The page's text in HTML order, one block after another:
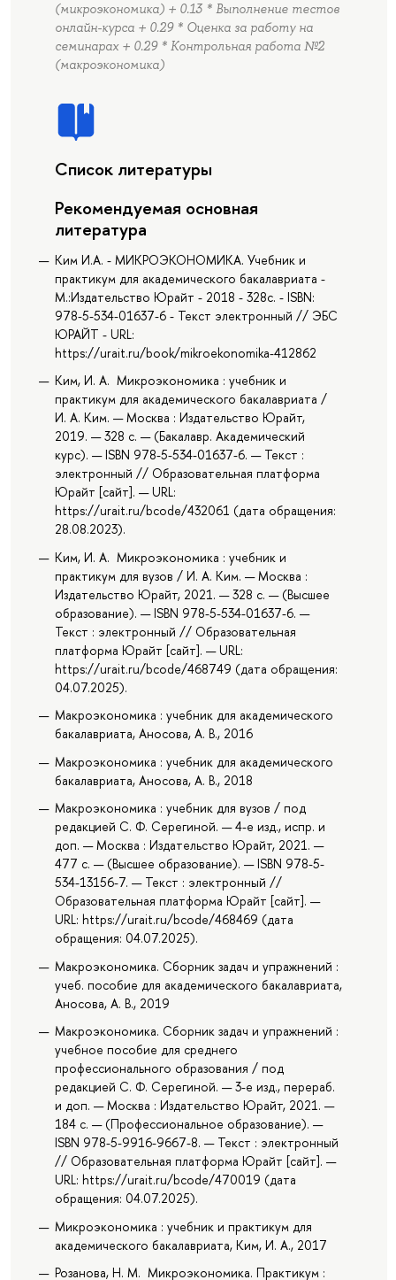
(микроэкономика) + 0.13 * Выполнение тестов
онлайн-курса + 0.29 * Оценка за работу на
семинарах + 0.29 * Контрольная работа №2
(макроэкономика)
Список литературы
Рекомендуемая основная
литература
Ким И.А. - МИКРОЭКОНОМИКА. Учебник и
практикум для академического бакалавриата -
М.:Издательство Юрайт - 2018 - 328с. - ISBN:
978-5-534-01637-6 - Текст электронный // ЭБС
ЮРАЙТ - URL:
https://urait.ru/book/mikroekonomika-412862
Ким, И. А. Микроэкономика : учебник и
практикум для академического бакалавриата /
И. А. Ким. — Москва : Издательство Юрайт,
2019. — 328 с. — (Бакалавр. Академический
курс). — ISBN 978-5-534-01637-6. — Текст :
электронный // Образовательная платформа
Юрайт [сайт]. — URL:
https://urait.ru/bcode/432061 (дата обращения:
28.08.2023).
Ким, И. А. Микроэкономика : учебник и
практикум для вузов / И. А. Ким. — Москва :
Издательство Юрайт, 2021. — 328 с. — (Высшее
образование). — ISBN 978-5-534-01637-6. —
Текст : электронный // Образовательная
платформа Юрайт [сайт]. — URL:
https://urait.ru/bcode/468749 (дата обращения:
04.07.2025).
Макроэкономика : учебник для академического
бакалавриата, Аносова, А. В., 2016
Макроэкономика : учебник для академического
бакалавриата, Аносова, А. В., 2018
Макроэкономика : учебник для вузов / под
редакцией С. Ф. Серегиной. — 4-е изд., испр. и
доп. — Москва : Издательство Юрайт, 2021. —
477 с. — (Высшее образование). — ISBN 978-5-
534-13156-7. — Текст : электронный //
Образовательная платформа Юрайт [сайт]. —
URL: https://urait.ru/bcode/468469 (дата
обращения: 04.07.2025).
Макроэкономика. Сборник задач и упражнений :
учеб. пособие для академического бакалавриата,
Аносова, А. В., 2019
Макроэкономика. Сборник задач и упражнений :
учебное пособие для среднего
профессионального образования / под
редакцией С. Ф. Серегиной. — 3-е изд., перераб.
и доп. — Москва : Издательство Юрайт, 2021. —
184 с. — (Профессиональное образование). —
ISBN 978-5-9916-9667-8. — Текст : электронный
// Образовательная платформа Юрайт [сайт]. —
URL: https://urait.ru/bcode/470019 (дата
обращения: 04.07.2025).
Микроэкономика : учебник и практикум для
академического бакалавриата, Ким, И. А., 2017
Розанова, Н. М. Микроэкономика. Практикум :